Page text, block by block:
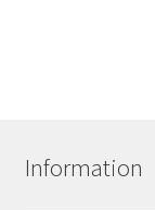
Information